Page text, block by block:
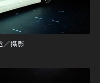
／攝影